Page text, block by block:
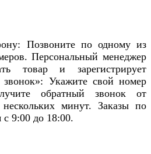
Позвоните по одному из
Персональный менеджер
товар и зарегистрирует
звонок»: Укажите свой номер
обратный звонок от
минут. Заказы по
9:00 до 18:00.